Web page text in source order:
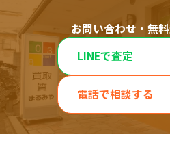
お問い合わせ・無
LINEで査定
電話で相談する